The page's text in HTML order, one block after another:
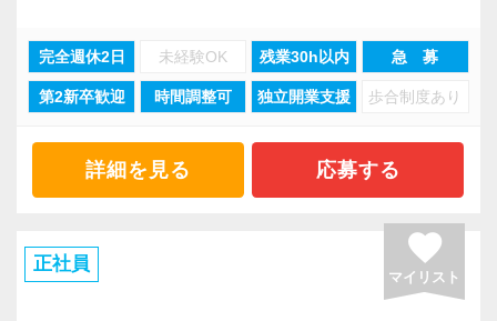
９月 入所式
入所式後は、社員懇親会で親交を
（８）研修
​育成・研修には自信があります！
朝の勉強会（税務通信・月刊税理）や
毎週のＤＶＤ研修会、ビズアップオンデ
またスタッフに多くの還元を行うには、事業に
おいて高い生産性を実現していることが大前提
です。
そのため弊社では理想の職場を今後も追及し続
け、さらなる生産性の向上に取り組みスタッフ
てまいります。
「税理士事務所の働き方を大きく前進」させ
このことを目標に、弊社は理想の職場を作り上
げるために、毎年血の滲むような努力と改善行
その結果、繁忙期においても「ノー残業」、
「カレンダー通りの休暇」という他の会計事務
完全週休2日 未経験OK 残業30h以内 急 募
第2新卒歓迎 時間調整可 独立開業支援 歩合制度あり
詳細を見る 応募する
正社員 favorite
マイリスト